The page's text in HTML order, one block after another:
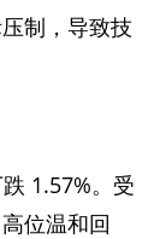
制，导致技
1.57%。受
位温和回